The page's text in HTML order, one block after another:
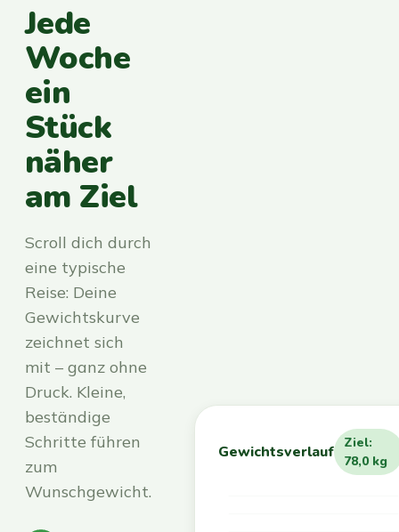
Jede
Woche
ein
Stück
näher
am Ziel
Scroll dich durch
eine typische
Reise: Deine
Gewichtskurve
zeichnet sich
mit – ganz ohne
Druck. Kleine,
beständige
Schritte führen
zum
Wunschgewicht.
Gewichtsverlauf
Ziel:
78,0 kg